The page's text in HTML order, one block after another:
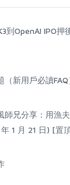
到OpenAI IPO押
（新用戶必讀FAQ
師兄分享：用漁
1 月 21 日) [置